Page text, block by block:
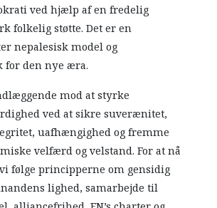
ved hjælp af en fredelig
folkelig støtte. Det er en
nepalesisk model og
for den nye æra.
mod at styrke
ved at sikre suverænitet,
uafhængighed og fremme
velfærd og velstand. For at nå
følge principperne om gensidig
lighed, samarbejde til